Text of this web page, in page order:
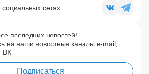
последних новостей!
на наши новостные каналы e-mail,
ВК
Подписаться
сетях